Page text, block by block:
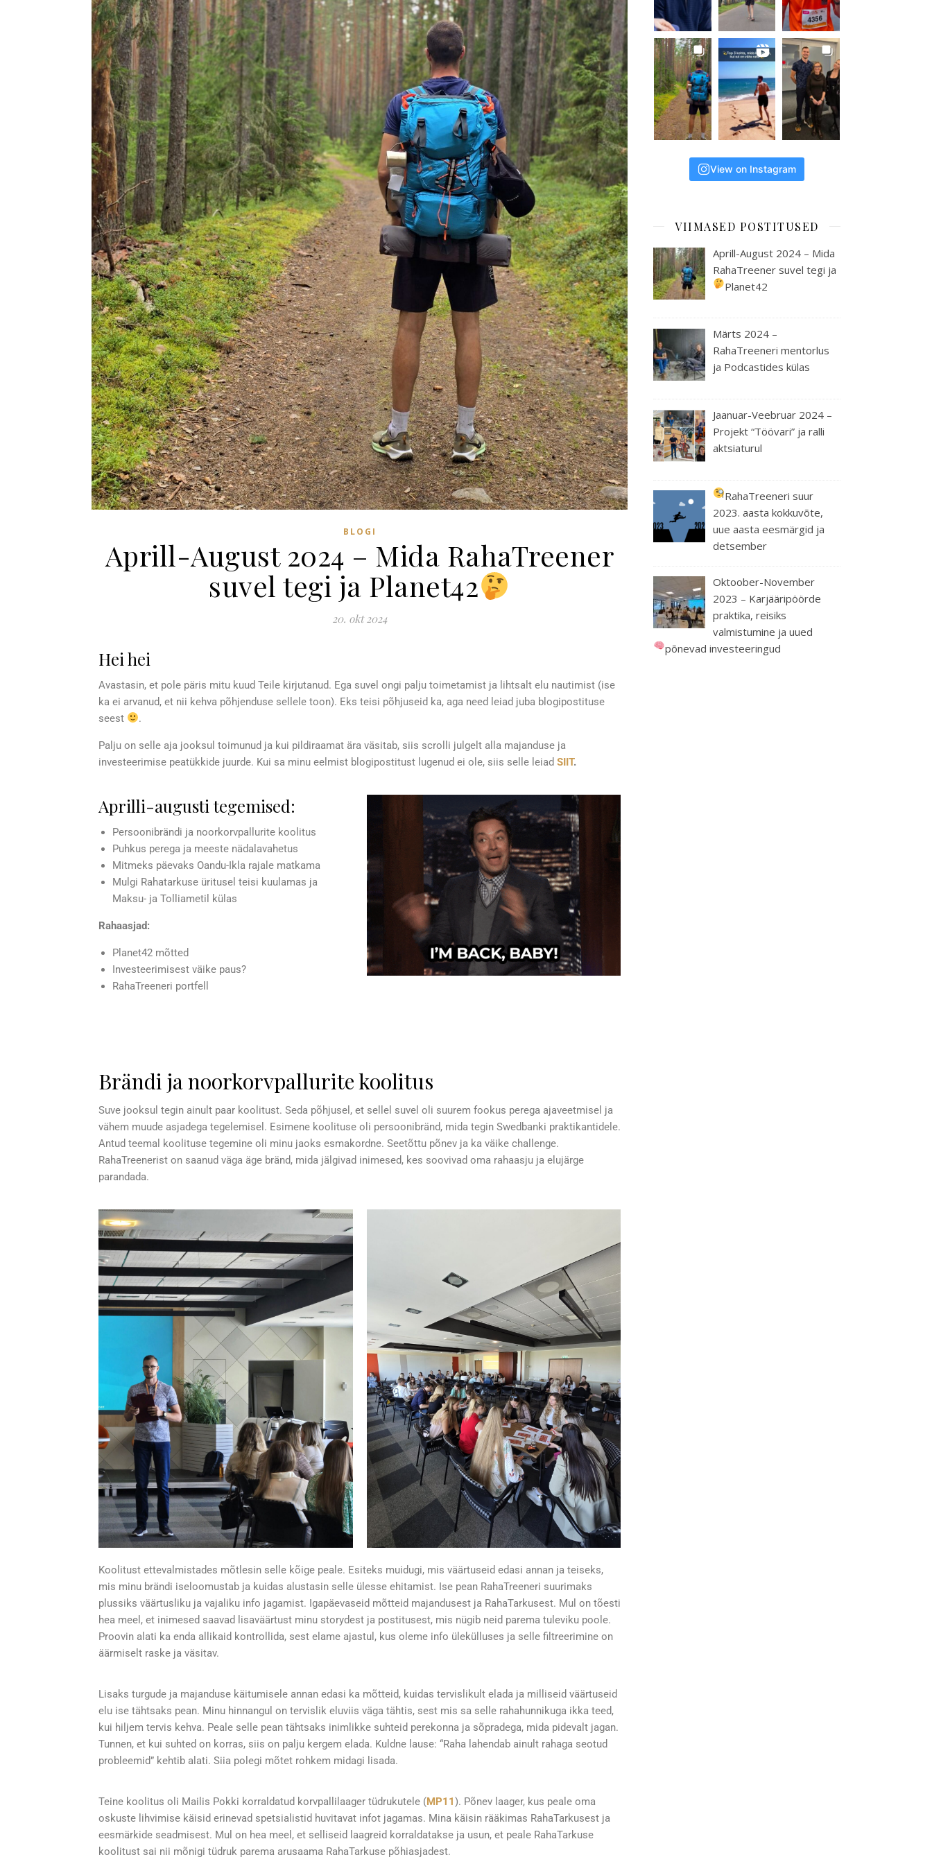
BLOGI
Aprill-August 2024 – Mida RahaTreener
suvel tegi ja Planet42
20. okt 2024
Hei hei
Avastasin, et pole päris mitu kuud Teile kirjutanud. Ega suvel ongi palju toimetamist ja lihtsalt elu nautimist (ise
ka ei arvanud, et nii kehva põhjenduse sellele toon). Eks teisi põhjuseid ka, aga need leiad juba blogipostituse
seest
.
Palju on selle aja jooksul toimunud ja kui pildiraamat ära väsitab, siis scrolli julgelt alla majanduse ja
investeerimise peatükkide juurde. Kui sa minu eelmist blogipostitust lugenud ei ole, siis selle leiad SIIT.
Aprilli-augusti tegemised:
Persoonibrändi ja noorkorvpallurite koolitus
Puhkus perega ja meeste nädalavahetus
Mitmeks päevaks Oandu-Ikla rajale matkama
Mulgi Rahatarkuse üritusel teisi kuulamas ja
Maksu- ja Tolliametil külas
Rahaasjad:
Planet42 mõtted
Investeerimisest väike paus?
RahaTreeneri portfell
Brändi ja noorkorvpallurite koolitus
Suve jooksul tegin ainult paar koolitust. Seda põhjusel, et sellel suvel oli suurem fookus perega ajaveetmisel ja
vähem muude asjadega tegelemisel. Esimene koolituse oli persoonibränd, mida tegin Swedbanki praktikantidele.
Antud teemal koolituse tegemine oli minu jaoks esmakordne. Seetõttu põnev ja ka väike challenge.
RahaTreenerist on saanud väga äge bränd, mida jälgivad inimesed, kes soovivad oma rahaasju ja elujärge
parandada.
Koolitust ettevalmistades mõtlesin selle kõige peale. Esiteks muidugi, mis väärtuseid edasi annan ja teiseks,
mis minu brändi iseloomustab ja kuidas alustasin selle ülesse ehitamist. Ise pean RahaTreeneri suurimaks
plussiks väärtusliku ja vajaliku info jagamist. Igapäevaseid mõtteid majandusest ja RahaTarkusest. Mul on tõesti
hea meel, et inimesed saavad lisaväärtust minu storydest ja postitusest, mis nügib neid parema tuleviku poole.
Proovin alati ka enda allikaid kontrollida, sest elame ajastul, kus oleme info ülekülluses ja selle filtreerimine on
äärmiselt raske ja väsitav.
Lisaks turgude ja majanduse käitumisele annan edasi ka mõtteid, kuidas tervislikult elada ja milliseid väärtuseid
elu ise tähtsaks pean. Minu hinnangul on tervislik eluviis väga tähtis, sest mis sa selle rahahunnikuga ikka teed,
kui hiljem tervis kehva. Peale selle pean tähtsaks inimlikke suhteid perekonna ja sõpradega, mida pidevalt jagan.
Tunnen, et kui suhted on korras, siis on palju kergem elada. Kuldne lause: “Raha lahendab ainult rahaga seotud
probleemid” kehtib alati. Siia polegi mõtet rohkem midagi lisada.
Teine koolitus oli Mailis Pokki korraldatud korvpallilaager tüdrukutele (MP11 ). Põnev laager, kus peale oma
oskuste lihvimise käisid erinevad spetsialistid huvitavat infot jagamas. Mina käisin rääkimas RahaTarkusest ja
eesmärkide seadmisest. Mul on hea meel, et selliseid laagreid korraldatakse ja usun, et peale RahaTarkuse
koolitust sai nii mõnigi tüdruk parema arusaama RahaTarkuse põhiasjadest.
View on Instagram
VIIMASED POSTITUSED
Aprill-August 2024 – Mida
RahaTreener suvel tegi ja
Planet42
Märts 2024 –
RahaTreeneri mentorlus
ja Podcastides külas
Jaanuar-Veebruar 2024 –
Projekt “Töövari” ja ralli
aktsiaturul
RahaTreeneri suur
2023. aasta kokkuvõte,
uue aasta eesmärgid ja
detsember
Oktoober-November
2023 – Karjääripöörde
praktika, reisiks
valmistumine ja uued
põnevad investeeringud